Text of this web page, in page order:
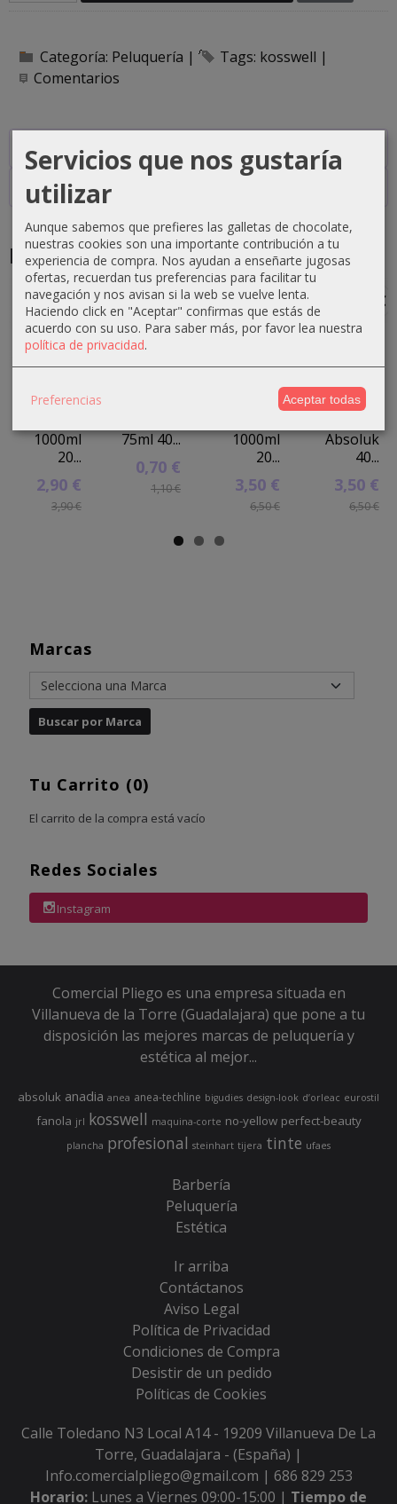
Marcas
Tu Carrito (0)
El carrito de la compra está vacío
Redes Sociales
Instagram
Categoría: Peluquería | Tags: kosswell |
Comentarios
Descripción
Costes de Envío
Productos Relacionados
-1 €
oxigenada
1000ml
20...
2,90 €
3,90 €
-0 €
75ml 40...
0,70 €
1,10 €
-3 €
Crema
oxigenada
1000ml
20...
3,50 €
6,50 €
-3 €
Crema
oxigenada
Absoluk
40...
3,50 €
6,50 €
Comercial Pliego es una empresa situada en
Villanueva de la Torre (Guadalajara) que pone a tu
disposición las mejores marcas de peluquería y
estética al mejor...
absoluk anadia anea anea-techline bigudies design-look d’orleac eurostil
fanola jrl kosswell maquina-corte no-yellow perfect-beauty
plancha profesional steinhart tijera tinte ufaes
Barbería
Peluquería
Estética
Ir arriba
Contáctanos
Aviso Legal
Política de Privacidad
Condiciones de Compra
Desistir de un pedido
Políticas de Cookies
Calle Toledano N3 Local A14 - 19209 Villanueva De La
Torre, Guadalajara - (España) |
Info.comercialpliego@gmail.com | 686 829 253
Horario: Lunes a Viernes 09:00-15:00 | Tiempo de
Servicios que nos gustaría
utilizar
Aunque sabemos que prefieres las galletas de chocolate,
nuestras cookies son una importante contribución a tu
experiencia de compra. Nos ayudan a enseñarte jugosas
ofertas, recuerdan tus preferencias para facilitar tu
navegación y nos avisan si la web se vuelve lenta.
Haciendo click en "Aceptar" confirmas que estás de
acuerdo con su uso. Para saber más, por favor lea nuestra
política de privacidad.
Preferencias Aceptar todas